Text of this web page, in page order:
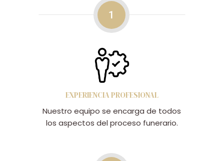
1
EXPERIENCIA PROFESIONAL
Nuestro equipo se encarga de todos
los aspectos del proceso funerario.